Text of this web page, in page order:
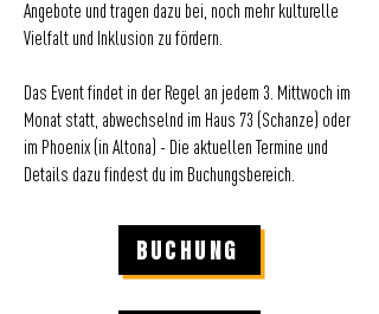
Angebote und tragen dazu bei, noch mehr kulturelle
Vielfalt und Inklusion zu fördern.
Das Event findet in der Regel an jedem 3. Mittwoch im
Monat statt, abwechselnd im Haus 73 (Schanze) oder
im Phoenix (in Altona) - Die aktuellen Termine und
Details dazu findest du im Buchungsbereich.
BUCHUNG